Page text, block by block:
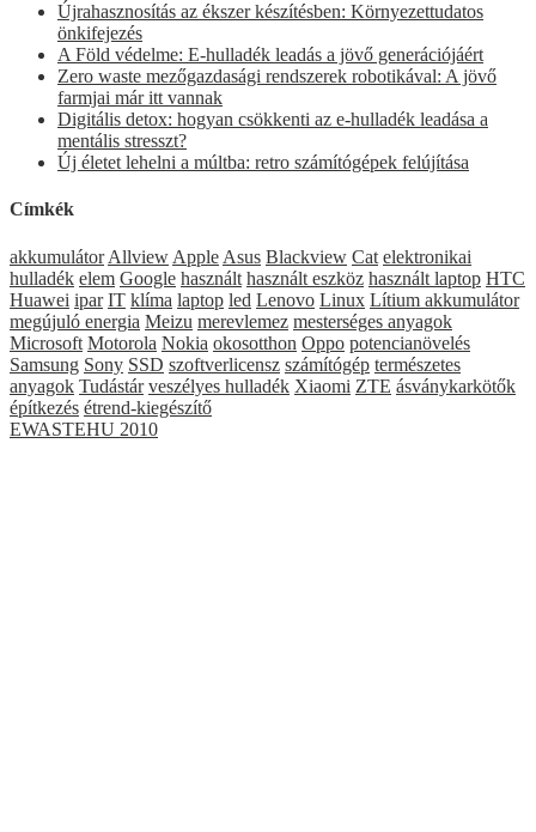
Újrahasznosítás az ékszer készítésben: Környezettudatos
önkifejezés
A Föld védelme: E-hulladék leadás a jövő generációjáért
Zero waste mezőgazdasági rendszerek robotikával: A jövő
farmjai már itt vannak
Digitális detox: hogyan csökkenti az e-hulladék leadása a
mentális stresszt?
Új életet lehelni a múltba: retro számítógépek felújítása
Címkék
akkumulátor Allview Apple Asus Blackview Cat elektronikai
hulladék elem Google használt használt eszköz használt laptop HTC
Huawei ipar IT klíma laptop led Lenovo Linux Lítium akkumulátor
megújuló energia Meizu merevlemez mesterséges anyagok
Microsoft Motorola Nokia okosotthon Oppo potencianövelés
Samsung Sony SSD szoftverlicensz számítógép természetes
anyagok Tudástár veszélyes hulladék Xiaomi ZTE ásványkarkötők
építkezés étrend-kiegészítő
EWASTEHU 2010